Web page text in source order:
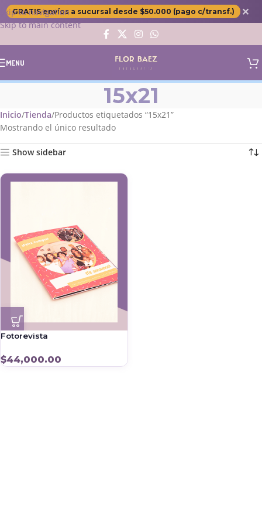
Skip to navigation
Skip to main content
GRATIS envíos a sucursal desde $50.000 (pago c/transf.) ✕
MENU
15x21
Inicio Tienda Productos etiquetados “15x21”
Mostrando el único resultado
Show sidebar
Fotorevista
$44,000.00